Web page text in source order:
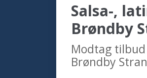
Salsa-,
Brøndby
Modtag
Brøndby